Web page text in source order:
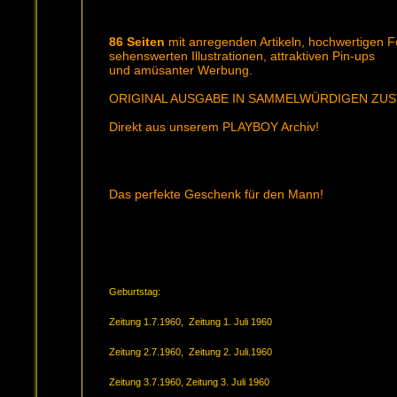
86 Seiten mit anregenden Artikeln, hochwertigen
sehenswerten Illustrationen, attraktiven Pin-ups
und amüsanter Werbung.
ORIGINAL AUSGABE IN SAMMELWÜRDIGEN
Direkt aus unserem PLAYBOY Archiv!
Das perfekte Geschenk für den Mann!
Geburtstag:
Zeitung 1.7.1960, Zeitung 1. Juli 1960
Zeitung 2.7.1960, Zeitung 2. Juli.1960
Zeitung 3.7.1960, Zeitung 3. Juli 1960